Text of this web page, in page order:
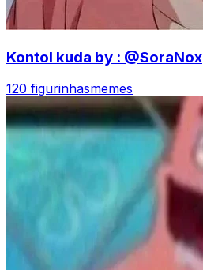
Kontol kuda by : @SoraNox
120 figurinhasmemes